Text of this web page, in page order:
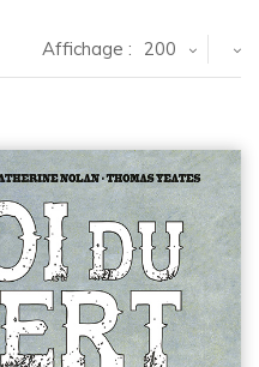
Affichage : 200